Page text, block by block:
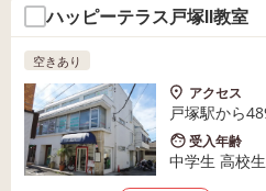
ハッピーテラス戸塚Ⅱ教室
空きあり
アクセス
戸塚駅から
受入年齢
中学生 高校生